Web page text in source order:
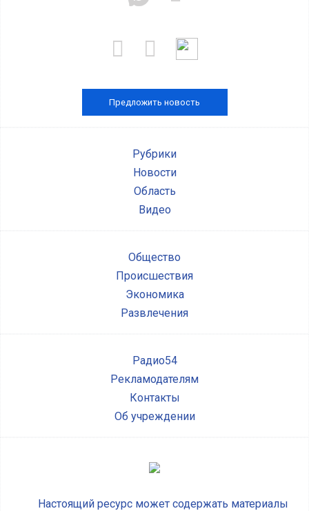
Предложить новость
Рубрики
Новости
Область
Видео
Общество
Происшествия
Экономика
Развлечения
Радио54
Рекламодателям
Контакты
Об учреждении
Настоящий ресурс может содержать материалы